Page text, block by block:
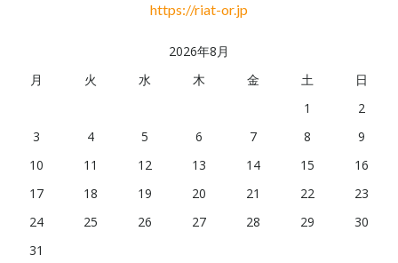
イ
https://riat-or.jp
2026年8月
月
火 水 木 金 土
日
1
2
3
4 5 6 7 8
9
10
11 12 13 14 15
16
17
18 19 20 21 22
23
24
25 26 27 28 29
30
31